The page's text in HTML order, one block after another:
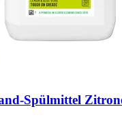
​Spülmittel